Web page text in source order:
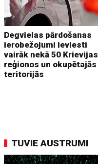
Degvielas pārdošanas
ierobežojumi ieviesti
vairāk nekā 50 Krievijas
reģionos un okupētajās
teritorijās
TUVIE AUSTRUMI